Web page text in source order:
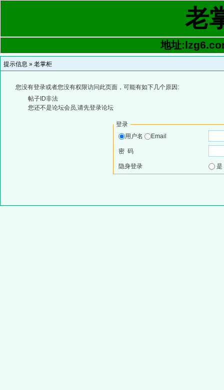
老
地址
提示信息 » 老掌柜
您没有登录或者您没有权限访问此页面，可能有如下几个原因:
帖子ID非法
您还不是论坛会员,请先登录论坛
登录
用户名
Email
密 码
隐身登录